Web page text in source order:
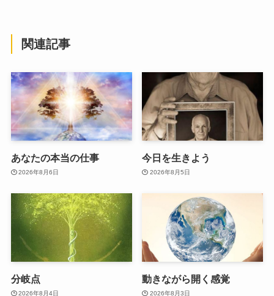
関連記事
あなたの本当の仕事
2026年8月6日
今日を生きよう
2026年8月5日
分岐点
2026年8月4日
動きながら開く感覚
2026年8月3日